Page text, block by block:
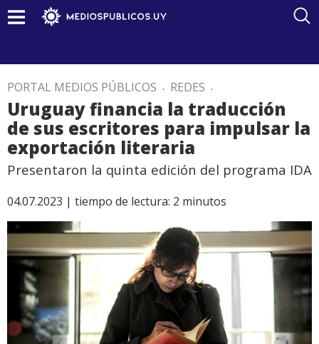
PORTAL MEDIOS PÚBLICOS . REDES .
Uruguay financia la traducción
de sus escritores para impulsar la
exportación literaria
Presentaron la quinta edición del programa IDA
04.07.2023 | tiempo de lectura: 2 minutos